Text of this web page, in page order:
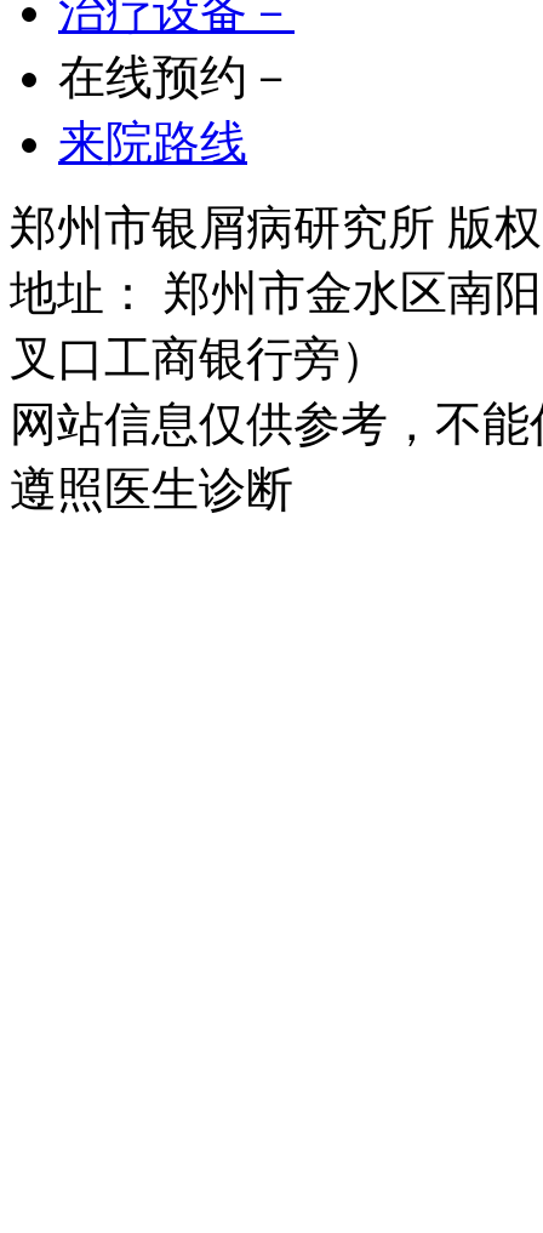
治疗设备－
在线预约－
来院路线
郑州市银屑病研究所 版
地址： 郑州市金水区南
叉口工商银行旁）
网站信息仅供参考，不
遵照医生诊断